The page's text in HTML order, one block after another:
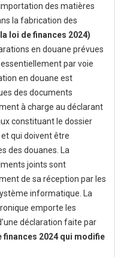
des matières
la fabrication des
loi de finances 2024)
en douane prévues
par voie
en douane est
des documents
à charge au déclarant
constituant le dossier
qui doivent être
des douanes. La
joints sont
de sa réception par les
informatique. La
emporte les
déclaration faite par
finances 2024 qui modifie